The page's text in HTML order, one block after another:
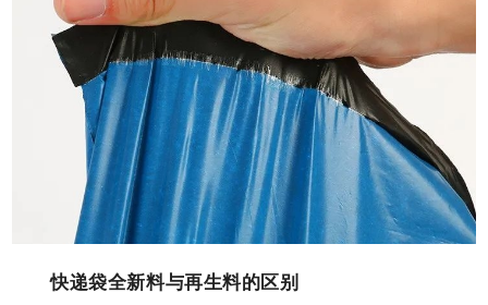
快递袋全新料与再生料的区别